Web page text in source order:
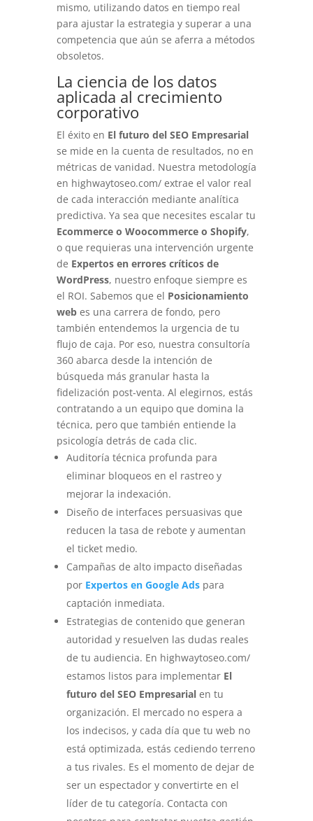
mismo, utilizando datos en tiempo real
para ajustar la estrategia y superar a una
competencia que aún se aferra a métodos
obsoletos.
La ciencia de los datos
aplicada al crecimiento
corporativo
El éxito en El futuro del SEO Empresarial
se mide en la cuenta de resultados, no en
métricas de vanidad. Nuestra metodología
en highwaytoseo.com/ extrae el valor real
de cada interacción mediante analítica
predictiva. Ya sea que necesites escalar tu
Ecommerce o Woocommerce o Shopify,
o que requieras una intervención urgente
de Expertos en errores críticos de
WordPress, nuestro enfoque siempre es
el ROI. Sabemos que el Posicionamiento
webes una carrera de fondo, pero
también entendemos la urgencia de tu
flujo de caja. Por eso, nuestra consultoría
360 abarca desde la intención de
búsqueda más granular hasta la
fidelización post-venta. Al elegirnos, estás
contratando a un equipo que domina la
técnica, pero que también entiende la
psicología detrás de cada clic.
Auditoría técnica profunda para
eliminar bloqueos en el rastreo y
mejorar la indexación.
Diseño de interfaces persuasivas que
reducen la tasa de rebote y aumentan
el ticket medio.
Campañas de alto impacto diseñadas
por Expertos en Google Adspara
captación inmediata.
Estrategias de contenido que generan
autoridad y resuelven las dudas reales
de tu audiencia. En highwaytoseo.com/
estamos listos para implementar El
futuro del SEO Empresarialen tu
organización. El mercado no espera a
los indecisos, y cada día que tu web no
está optimizada, estás cediendo terreno
a tus rivales. Es el momento de dejar de
ser un espectador y convertirte en el
líder de tu categoría. Contacta con